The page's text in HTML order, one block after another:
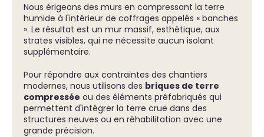
Nous érigeons des murs en compressant la terre
humide à l'intérieur de coffrages appelés « banches
». Le résultat est un mur massif, esthétique, aux
strates visibles, qui ne nécessite aucun isolant
supplémentaire.
Pour répondre aux contraintes des chantiers
modernes, nous utilisons des briques de terre
compressée ou des éléments préfabriqués qui
permettent d'intégrer la terre crue dans des
structures neuves ou en réhabilitation avec une
grande précision.